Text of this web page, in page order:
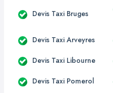
Devis Taxi Bruges
Devis Taxi Arveyres
Devis Taxi Libourne
Devis Taxi Pomerol